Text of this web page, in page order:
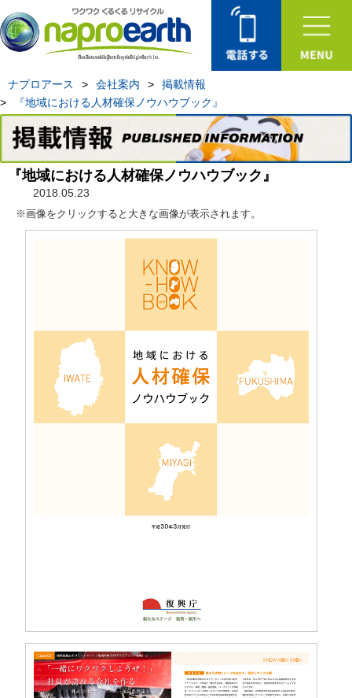
ナプロアース > 会社案内 >
掲載情報
>
『地域における人材確保ノウハウブック』
『地域における人材確保ノウハウブック』
2018.05.23
※画像をクリックすると大きな画像が表示されます。